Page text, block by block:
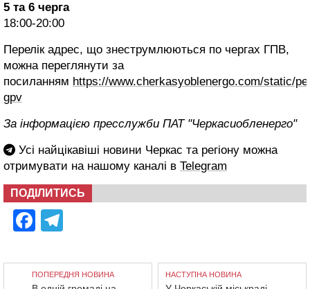
5 та 6 черга
18:00-20:00
Перелік адрес, що знеструмлюються по чергах ГПВ,
можна переглянути за
посиланням https://www.cherkasyoblenergo.com/static/
gpv
За інформацією пресслужби ПАТ "Черкасиобленерго"
Усі найцікавіші новини Черкас та регіону можна
отримувати на нашому каналі в Telegram
ПОДІЛИТИСЬ
Facebook
ПОПЕРЕДНЯ НОВИНА НАСТУПНА НОВИНА